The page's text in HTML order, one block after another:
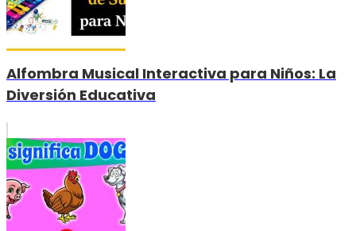
Alfombra Musical Interactiva para Niños: La
Diversión Educativa